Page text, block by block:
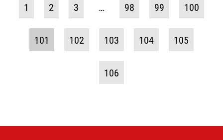
1 2 3 … 98 99 100
101 102 103 104 105
106